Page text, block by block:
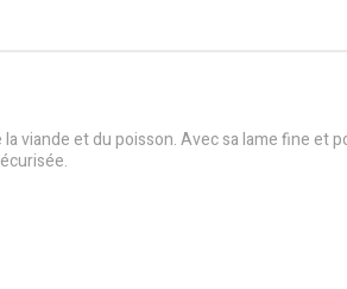
viande et du poisson. Avec sa lame fine